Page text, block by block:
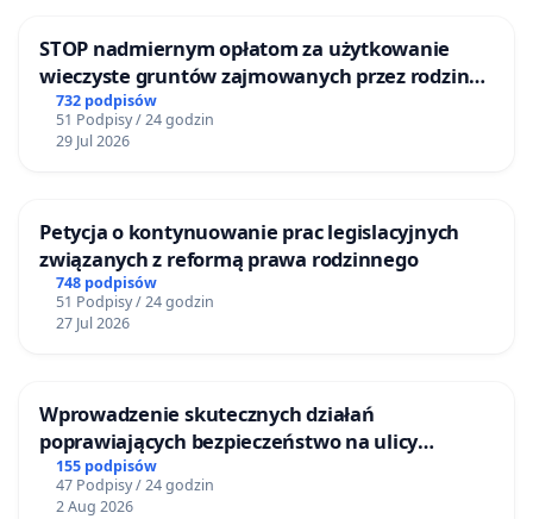
STOP nadmiernym opłatom za użytkowanie
wieczyste gruntów zajmowanych przez rodzinne
ogrody działkowe.
732 podpisów
51 Podpisy / 24 godzin
29 Jul 2026
Petycja o kontynuowanie prac legislacyjnych
związanych z reformą prawa rodzinnego
748 podpisów
51 Podpisy / 24 godzin
27 Jul 2026
Wprowadzenie skutecznych działań
poprawiających bezpieczeństwo na ulicy
Żeromskiego w Otwocku
155 podpisów
47 Podpisy / 24 godzin
2 Aug 2026